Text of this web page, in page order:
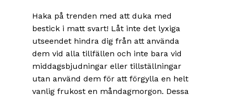
Haka på trenden med att duka med
bestick i matt svart! Låt inte det lyxiga
utseendet hindra dig från att använda
dem vid alla tillfällen och inte bara vid
middagsbjudningar eller tillställningar
utan använd dem för att förgylla en helt
vanlig frukost en måndagmorgon. Dessa